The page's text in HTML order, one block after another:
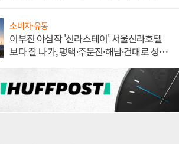
소비자·유통
이부진 야심작 '신라스테이' 서울신라호텔
보다 잘 나가, 평택·주문진·해남·건대로 성